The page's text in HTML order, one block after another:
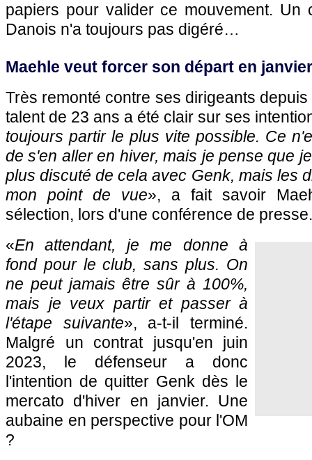
papiers pour valider ce mouvement. Un
Danois n'a toujours pas digéré…
Maehle veut forcer son départ en janvier
Très remonté contre ses dirigeants
talent de 23 ans a été clair sur ses
toujours partir le plus vite possible. Ce
de s'en aller en hiver, mais je pense que
plus discuté de cela avec Genk, mais les
mon point de vue», a fait savoir
sélection, lors d'une conférence de presse.
«En attendant, je me donne à
fond pour le club, sans plus. On
ne peut jamais être sûr à 100%,
mais je veux partir et passer à
l'étape suivante», a-t-il terminé.
Malgré un contrat jusqu'en juin
2023, le défenseur a donc
l'intention de quitter Genk dès le
mercato d'hiver en janvier. Une
aubaine en perspective pour l'OM
?